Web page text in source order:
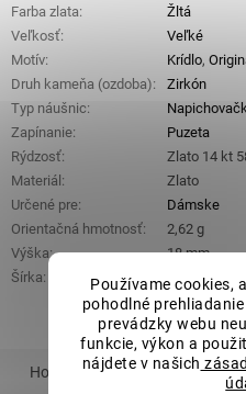
Používame cookies,
pohodlné
prevádzky webu
funkcie, výkon a
nájdete v našich
Farba zlata:
Žltá
Veľkosť:
Veľké
Motív: Krídlo,
Druh kameňa (ozdoba):
Zirkón
Typ náušnic:
Zapínanie:
Puzeta
Rýdzosť:
Zlato 14 kt
Materiál :
Zlato
Určené pre:
Dámske
Orientačná hmotnosť:
2,62 g
Výška:
18 mm
Šírka: 17 mm
Hodnotenie